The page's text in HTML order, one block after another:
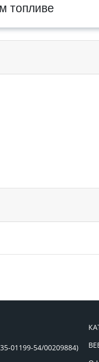
топливе
01199-54/00209884)